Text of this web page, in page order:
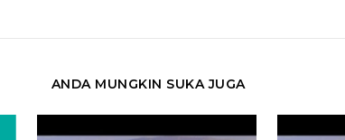
ANDA MUNGKIN SUKA JUGA